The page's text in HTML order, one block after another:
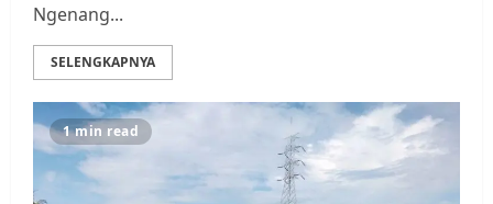
Ngenang...
SELENGKAPNYA
1 min read